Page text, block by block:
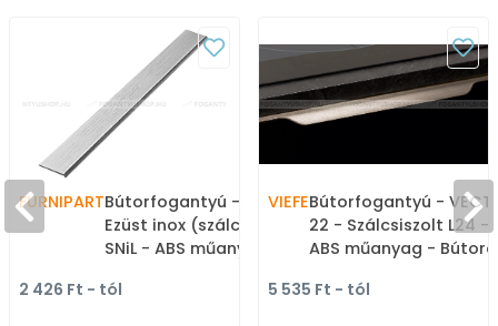
FURNIPARTBútorfogantyú - CLIFF -
Ezüst inox (szálcsiszolt)
SNiL - ABS műanyag -
süllyeszthető fém
2 426 Ft - tól
VIEFEBútorfogantyú -
22 - Szálcsiszolt L24 -
ABS műanyag -
süllyeszthető fém
5 535 Ft - tól